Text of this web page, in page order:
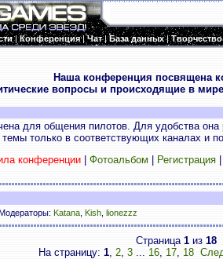
|Конференция|Чат|База данных|Творчество
Наша конференция посвящена
вопросы и происходящие в
для общения пилотов. Для удобства
только в соответствующих каналах и
конференции| Фотоальбом Регистрация
Katana Kish lionezzz
Страница 1из 18
На страницу: 1, 2, 3 ... 16, 17, 18